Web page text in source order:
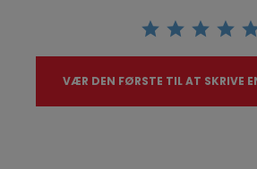
VÆR DEN FØRSTE TIL AT SKRIVE